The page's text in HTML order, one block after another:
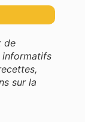
de
informatifs
sur la